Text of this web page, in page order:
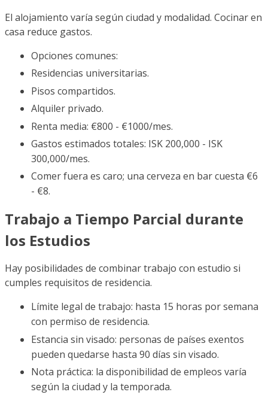
El alojamiento varía según ciudad y modalidad. Cocinar en
casa reduce gastos.
Opciones comunes:
Residencias universitarias.
Pisos compartidos.
Alquiler privado.
Renta media: €800 - €1000/mes.
Gastos estimados totales: ISK 200,000 - ISK
300,000/mes.
Comer fuera es caro; una cerveza en bar cuesta €6
- €8.
Trabajo a Tiempo Parcial durante
los Estudios
Hay posibilidades de combinar trabajo con estudio si
cumples requisitos de residencia.
Límite legal de trabajo: hasta 15 horas por semana
con permiso de residencia.
Estancia sin visado: personas de países exentos
pueden quedarse hasta 90 días sin visado.
Nota práctica: la disponibilidad de empleos varía
según la ciudad y la temporada.